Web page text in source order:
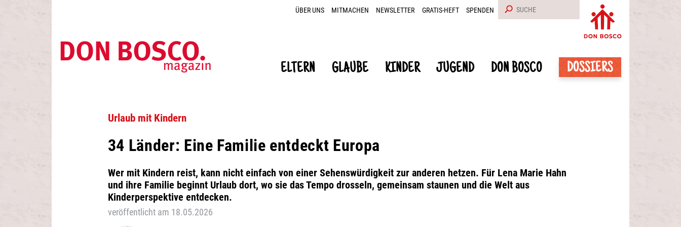
ÜBER UNS MITMACHEN NEWSLETTER GRATIS-HEFT SPENDEN
ELTERN GLAUBE KINDER JUGEND DON BOSCO DOSSIERS
Urlaub mit Kindern
34 Länder: Eine Familie entdeckt Europa
Wer mit Kindern reist, kann nicht einfach von einer Sehenswürdigkeit zur anderen hetzen. Für Lena Marie Hahn
und ihre Familie beginnt Urlaub dort, wo sie das Tempo drosseln, gemeinsam staunen und die Welt aus
Kinderperspektive entdecken.
veröffentlicht am 18.05.2026